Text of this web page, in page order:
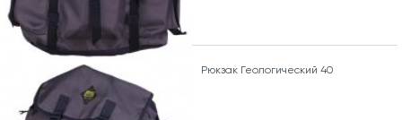
Рюкзак Геологический 40